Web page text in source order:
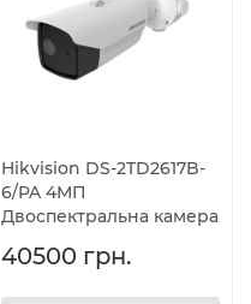
Hikvision DS-2TD2617B-
6/PA 4МП
Двоспектральна камера
40500 грн.